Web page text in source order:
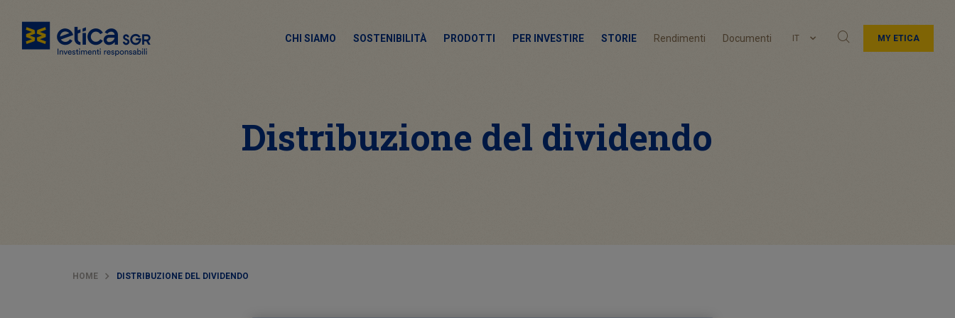
CHI SIAMO SOSTENIBILITÀ PRODOTTI PER INVESTIRE STORIE Rendimenti Documenti IT MY ETICA
Distribuzione del dividendo
HOME DISTRIBUZIONE DEL DIVIDENDO